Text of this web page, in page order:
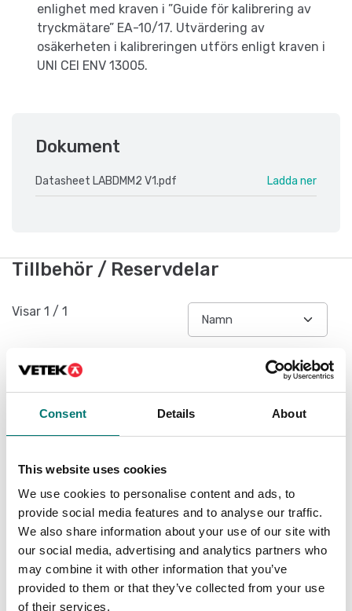
Consent Details About
This website uses cookies
We use cookies to personalise content and ads, to
provide social media features and to analyse our traffic.
We also share information about your use of our site with
our social media, advertising and analytics partners who
may combine it with other information that you’ve
provided to them or that they’ve collected from your use
of their services.
enlighet med kraven i ”Guide för kalibrering av
tryckmätare” EA-10/17. Utvärdering av
osäkerheten i kalibreringen utförs enligt kraven i
UNI CEI ENV 13005.
Dokument
Datasheet LABDMM2 V1.pdf Ladda ner
Tillbehör / Reservdelar
Visar 1 / 1
LABDMM2
Artikelnr: LABDMM2-BAT
490 kr